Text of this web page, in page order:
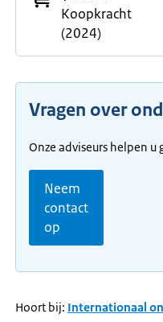
Koopkracht
(2024)
Vragen over
Onze adviseurs helpen u
Neem
contact
op
Hoort bij: Internationaal